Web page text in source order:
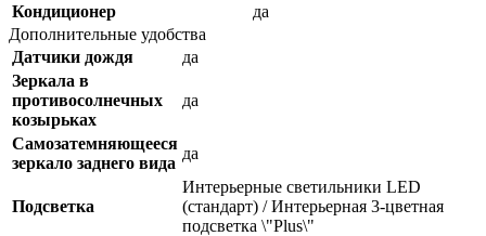
Кондиционер
да
Дополнительные удобства
Датчики дождя
да
Зеркала в
противосолнечных
козырьках
да
Самозатемняющееся
зеркало заднего вида
да
Подсветка
Интерьерные светильники LED
(стандарт) / Интерьерная 3-цветная
подсветка \"Plus\"